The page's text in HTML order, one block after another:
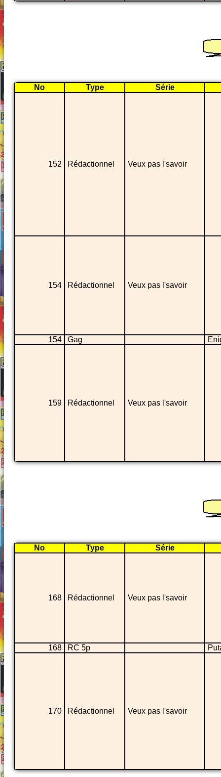
No Type Série
152 Rédactionnel Veux pas l'savoir
154 Rédactionnel Veux pas l'savoir
154 Gag
159 Rédactionnel Veux pas l'savoir
No Type Série
168 Rédactionnel Veux pas l'savoir
168 RC 5p
170 Rédactionnel Veux pas l'savoir